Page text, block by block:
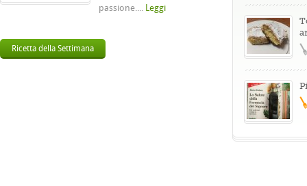
passione.... Leggi
Ricetta della Settimana